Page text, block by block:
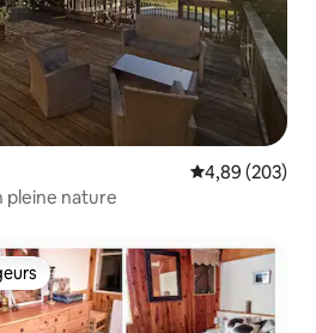
Évaluation
4,89 (203)
tout confort en pleine nature
les plus appréciés